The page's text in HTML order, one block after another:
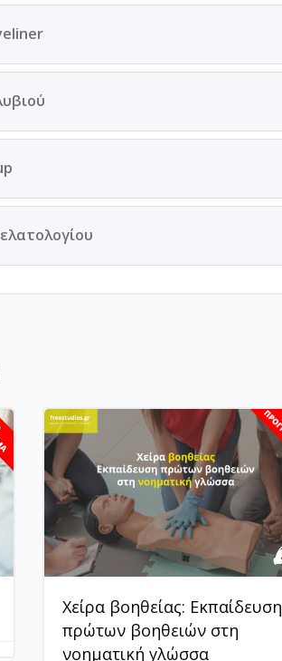
Χείρα βοηθείας: Εκπαίδευση
πρώτων βοηθειών στη
νοηματική γλώσσα